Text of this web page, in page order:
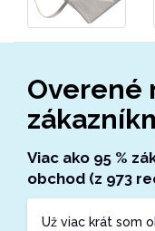
Overené
Viac ako 95 %
obchod (z 973
Už viac krát som